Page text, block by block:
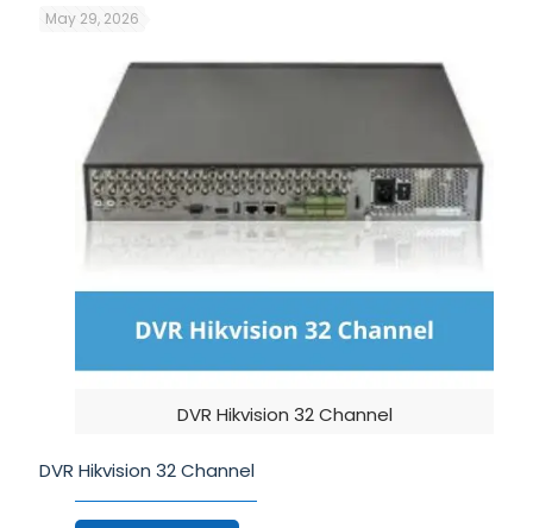
DVR Hikvision 32 Channel
May 29, 2026
DVR Hikvision 32 Channel